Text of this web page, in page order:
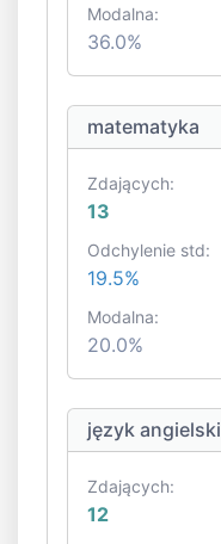
Modalna:
36.0%
matematyka
Zdających:
13
Odchylenie std:
19.5%
Modalna:
20.0%
język angielski
Zdających:
12